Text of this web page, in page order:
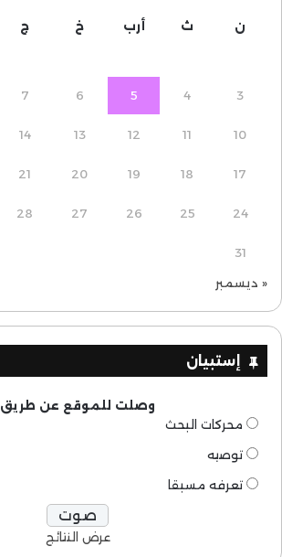
ن ث أرب خ ج
3
4
5
6
7
10
11
12
13
14
17
18
19
20
21
24
25
26
27
28
31
« ديسمبر
إستبيان
وصلت للموقع عن طريق
محركات البحث
توصيه
تعرفه مسبقا
عرض النتائج